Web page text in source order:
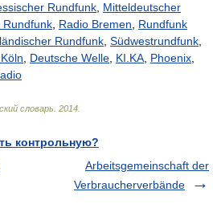
Rundfunk Mitteldeutscher
Rundfunk Radio Bremen
Rundfunk
Rundfunk Südwestrundfunk
Deutsche Welle KI.KA Phoenix
словарь 2014
контрольную?
Arbeitsgemeinschaft der
Verbraucherverbände